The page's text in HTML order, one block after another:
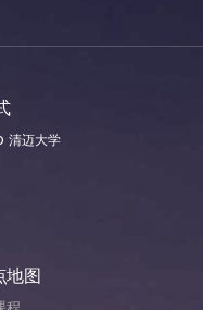
清迈大学
地图